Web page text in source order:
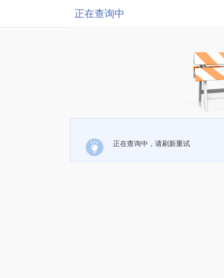
正在查询中
正在查询中，请刷新重试